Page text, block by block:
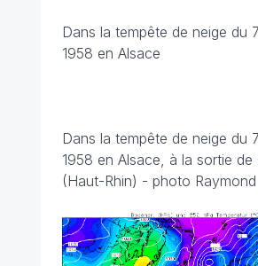
Dans la tempête de neige du
1958 en Alsace
Dans la tempête de neige du
1958 en Alsace, à la sortie de
(Haut-Rhin) - photo